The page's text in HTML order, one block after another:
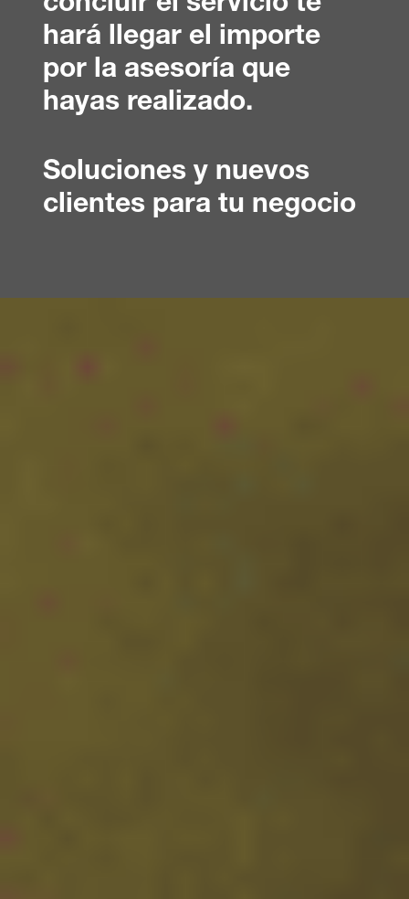
hará llegar el importe
por la asesoría que
hayas realizado.
Soluciones y nuevos
clientes para tu negocio